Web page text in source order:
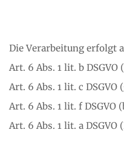
Die Verarbeitung erfolgt
Art. 6 Abs. 1 lit. b
Art. 6 Abs. 1 lit. c
Art. 6 Abs. 1 lit. f DSGVO
Art. 6 Abs. 1 lit. a